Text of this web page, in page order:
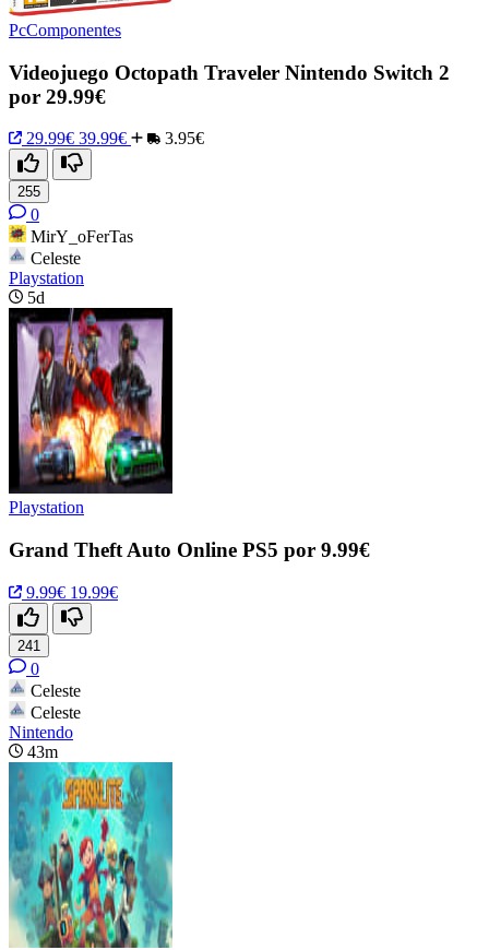
PcComponentes
Videojuego Octopath Traveler Nintendo Switch 2
por 29.99€
29.99€ 39.99€ 3.95€
255
0
MirY_oFerTas
Celeste
Playstation
5d
Playstation
Grand Theft Auto Online PS5 por 9.99€
9.99€ 19.99€
241
0
Celeste
Celeste
Nintendo
43m